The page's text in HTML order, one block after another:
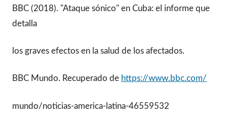
BBC (2018). "Ataque sónico" en Cuba: el informe que
detalla
los graves efectos en la salud de los afectados.
BBC Mundo. Recuperado de https://www.bbc.com/
mundo/noticias-america-latina-46559532